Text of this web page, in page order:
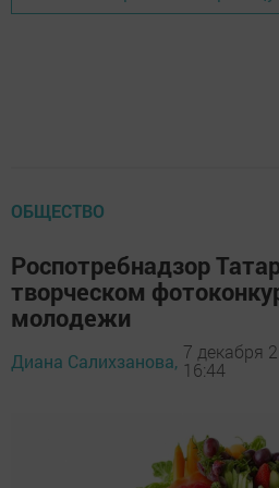
ОБЩЕСТВО
Роспотребнадзор
творческом
молодежи
Диана Салихзанова, 7 декабря
16:44